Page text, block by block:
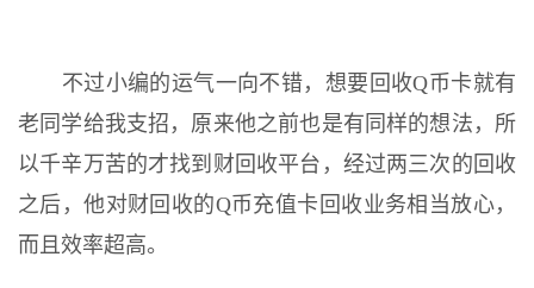
不过小编的运气一向不错，想要回收Q币卡就有
老同学给我支招，原来他之前也是有同样的想法，所
以千辛万苦的才找到财回收平台，经过两三次的回收
之后，他对财回收的Q币充值卡回收业务相当放心，
而且效率超高。